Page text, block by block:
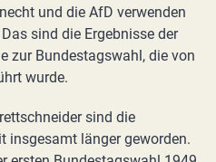
und die AfD verwenden
sind die Ergebnisse der
zur Bundestagswahl, die von
wurde.
sind die
insgesamt länger geworden.